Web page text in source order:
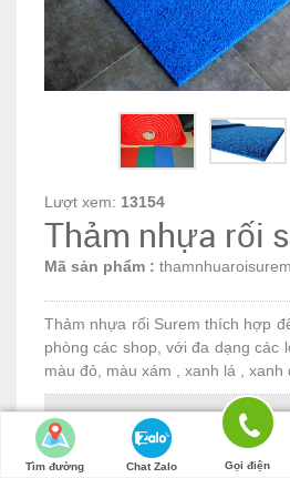
Lượt xem: 13154
Thảm nhựa rối
Mã sản phẩm : thamnhuaroisurem
Thảm nhựa rối Surem thích hợp
phòng các shop, với đa dạng các
màu đỏ, màu xám , xanh lá , xanh
255.000đ
Tìm đường Chat Zalo Gọi điện